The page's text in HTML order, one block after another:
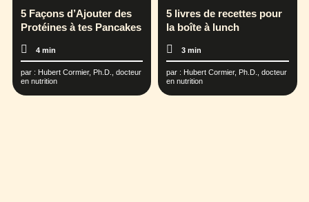
5 Façons d’Ajouter des
Protéines à tes Pancakes
4 min
par : Hubert Cormier, Ph.D., docteur
en nutrition
5 livres de recettes pour
la boîte à lunch
3 min
par : Hubert Cormier, Ph.D., docteur
en nutrition